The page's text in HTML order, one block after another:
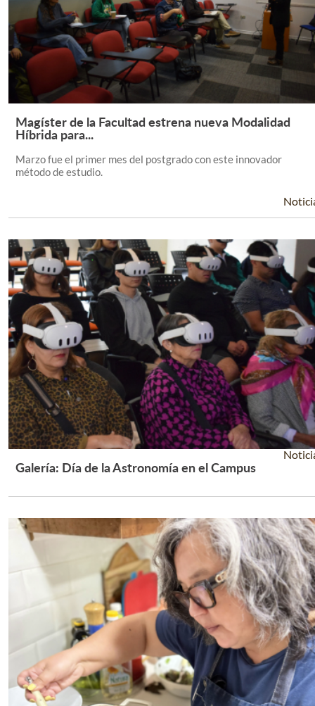
Leer Más +
Magíster de la Facultad estrena nueva Modalidad
Híbrida para...
Marzo fue el primer mes del postgrado con este innovador
método de estudio.
Leer Más +
Galería: Día de la Astronomía en el Campus